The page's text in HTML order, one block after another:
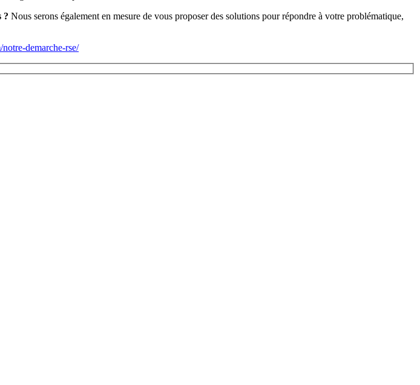
? Nous serons également en mesure de vous proposer des solutions pour répondre à votre problématique,
demarche-rse/